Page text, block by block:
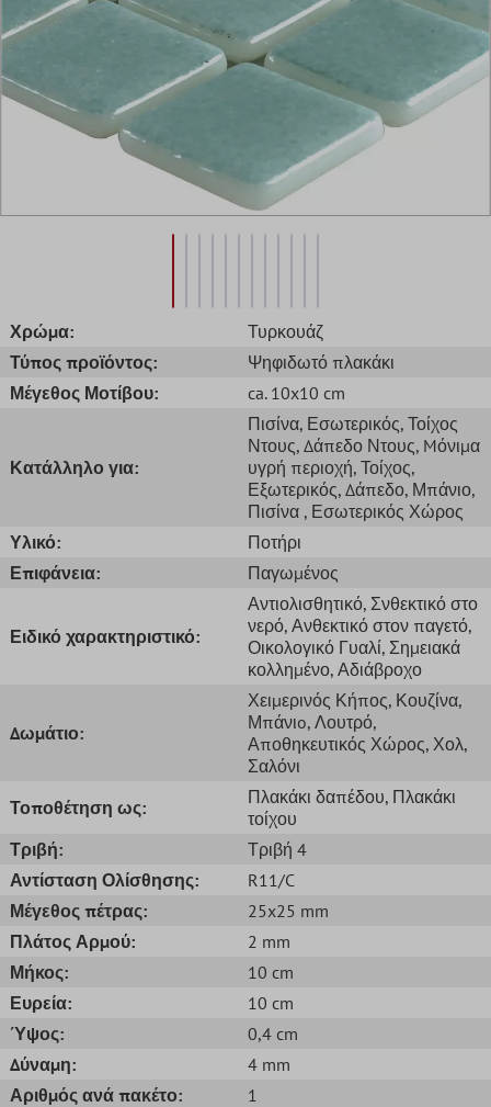
Χρώμα:
Τυρκουάζ
Τύπος προϊόντος:
Ψηφιδωτό πλακάκι
Μέγεθος Μοτίβου:
ca. 10x10 cm
Κατάλληλο για:
Πισίνα, Εσωτερικός, Τοίχος
Ντους, Δάπεδο Ντους, Mόνιμα
υγρή περιοχή, Τοίχος,
Εξωτερικός, Δάπεδο, Μπάνιο,
Πισίνα , Εσωτερικός Χώρος
Υλικό:
Ποτήρι
Επιφάνεια:
Παγωμένος
Ειδικό χαρακτηριστικό:
Αντιολισθητικό, Σνθεκτικό στο
νερό, Ανθεκτικό στον παγετό,
Οικολογικό Γυαλί, Σημειακά
κολλημένο, Αδιάβροχο
Δωμάτιο:
Χειμερινός Κήπος, Κουζίνα,
Μπάνιo, Λουτρό,
Αποθηκευτικός Χώρος, Χολ,
Σαλόνι
Τοποθέτηση ως:
Πλακάκι δαπέδου, Πλακάκι
τοίχου
Τριβή:
Τριβή 4
Αντίσταση Ολίσθησης:
R11/C
Μέγεθος πέτρας:
25x25 mm
Πλάτος Αρμού:
2 mm
Μήκος:
10 cm
Ευρεία:
10 cm
Ύψος:
0,4 cm
Δύναμη:
4 mm
Αριθμός ανά πακέτο:
1